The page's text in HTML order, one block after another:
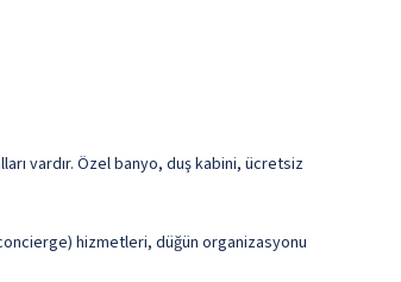
vardır. Özel banyo, duş kabini, ücretsiz
hizmetleri, düğün organizasyonu